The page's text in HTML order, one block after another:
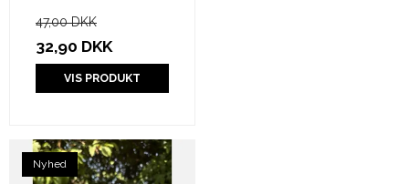
47,00 DKK
32,90 DKK
VIS PRODUKT
Nyhed